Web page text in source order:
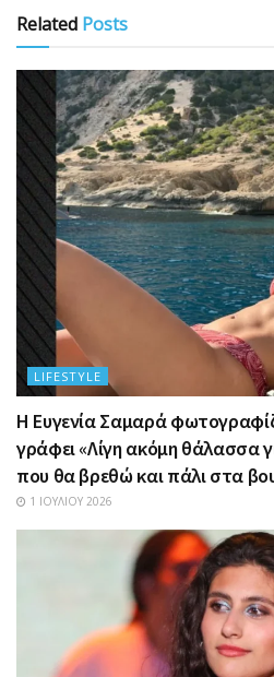
Related Posts
LIFESTYLE
Η Ευγενία Σαμαρά
γράφει «Λίγη ακόμη θάλασσα
που θα βρεθώ και πάλι στα
1 ΙΟΥΛΊΟΥ 2026